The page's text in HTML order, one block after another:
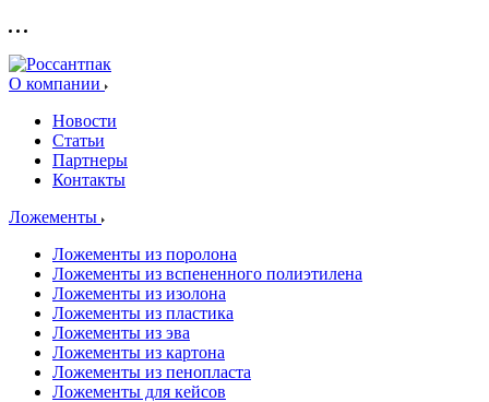
О компании
Новости
Статьи
Партнеры
Контакты
Ложементы
Ложементы из поролона
Ложементы из вспененного полиэтилена
Ложементы из изолона
Ложементы из пластика
Ложементы из эва
Ложементы из картона
Ложементы из пенопласта
Ложементы для кейсов